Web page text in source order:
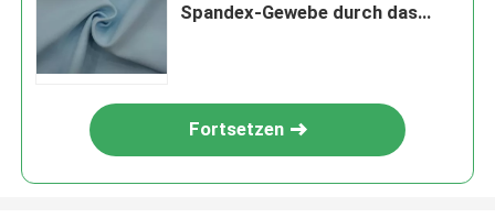
Spandex-Gewebe durch das
Fortsetzen